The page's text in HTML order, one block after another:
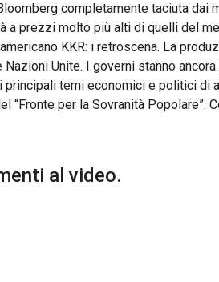
completamente taciuta dai
a prezzi molto più alti di quelli del
KKR: i retroscena. La
Unite. I governi stanno
temi economici e politici di
per la Sovranità Popolare”.
al video.